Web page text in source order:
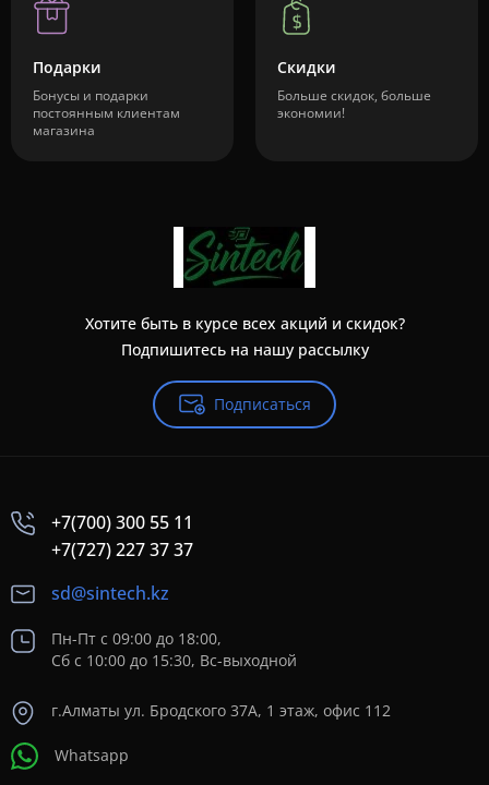
Подарки
Бонусы и подарки
постоянным клиентам
магазина
Скидки
Больше скидок, больше
экономии!
Хотите быть в курсе всех акций и скидок?
Подпишитесь на нашу рассылку
Подписаться
+7(700) 300 55 11
+7(727) 227 37 37
sd@sintech.kz
Пн-Пт с 09:00 до 18:00,
Сб с 10:00 до 15:30, Вс-выходной
г.Алматы ул. Бродского 37A, 1 этаж, офис 112
Whatsapp